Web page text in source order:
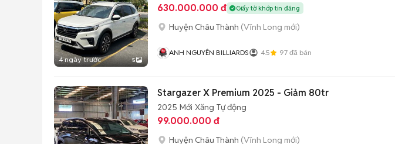
4 ngày trước 5
630.000.000 đ Giấy tờ khớp tin đăng
Huyện Châu Thành (Vĩnh Long mới)
ANH NGUYÊN BILLIARDS 4.5 97 đã bán
Stargazer X Premium 2025 - Giảm 80tr
2025 Mới Xăng Tự động
99.000.000 đ
Huyện Châu Thành (Vĩnh Long mới)